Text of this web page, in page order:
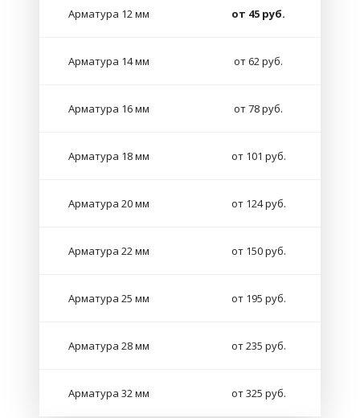
Арматура 12 мм от 45 руб.
Арматура 14 мм от 62 руб.
Арматура 16 мм от 78 руб.
Арматура 18 мм от 101 руб.
Арматура 20 мм от 124 руб.
Арматура 22 мм от 150 руб.
Арматура 25 мм от 195 руб.
Арматура 28 мм от 235 руб.
Арматура 32 мм от 325 руб.